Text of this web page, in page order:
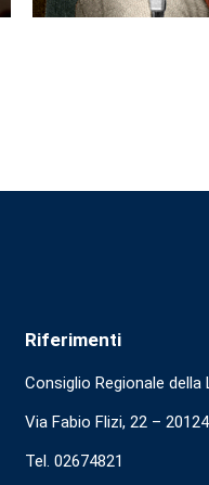
Riferimenti
Consiglio Regionale della
Via Fabio Flizi, 22 –
Tel. 02674821